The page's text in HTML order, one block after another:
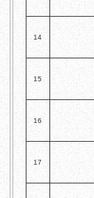
14
15
16
17